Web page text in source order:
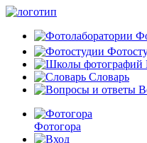
Словарь
Фотогора